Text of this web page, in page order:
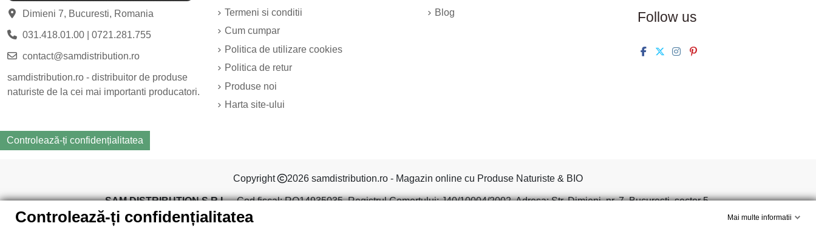
Dimieni 7, Bucuresti, Romania
031.418.01.00| 0721.281.755
contact@samdistribution.ro
samdistribution.ro - distribuitor de produse
naturiste de la cei mai importanti producatori.
Termeni si conditii
Cum cumpar
Politica de utilizare cookies
Politica de retur
Produse noi
Harta site-ului
Blog
Follow us
Controlează-ți confidențialitatea
Copyright 2026 samdistribution.ro - Magazin online cu Produse Naturiste & BIO
SAM DISTRIBUTION S.R.L.- Cod fiscal: RO14935035, Registrul Comertului: J40/10004/2002, Adresa: Str. Dimieni, nr. 7, Bucuresti, sector 5.
Controlează-ți confidențialitatea Mai multe informatii